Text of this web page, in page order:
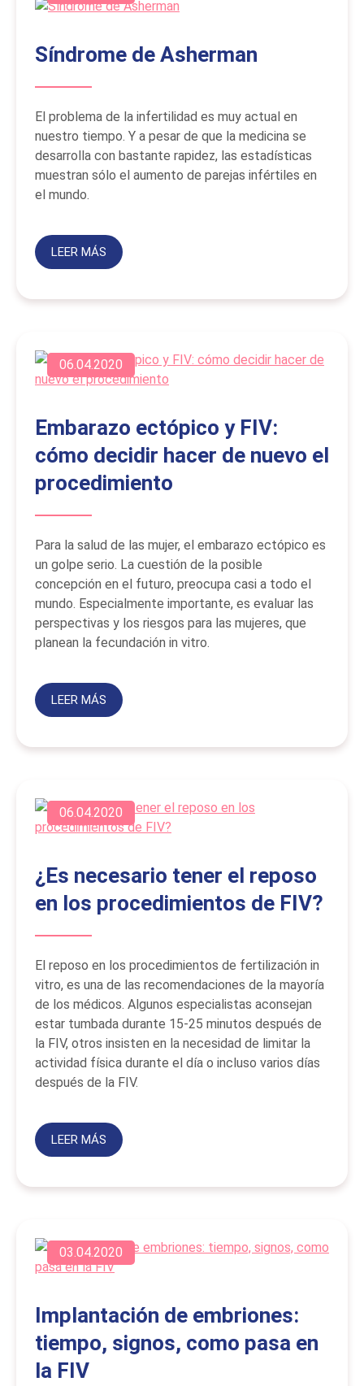
Síndrome de Asherman
El problema de la infertilidad es muy actual en
nuestro tiempo. Y a pesar de que la medicina se
desarrolla con bastante rapidez, las estadísticas
muestran sólo el aumento de parejas infértiles en
el mundo.
LEER MÁS
06.04.2020
Embarazo ectópico y FIV:
cómo decidir hacer de nuevo el
procedimiento
Para la salud de las mujer, el embarazo ectópico es
un golpe serio. La cuestión de la posible
concepción en el futuro, preocupa casi a todo el
mundo. Especialmente importante, es evaluar las
perspectivas y los riesgos para las mujeres, que
planean la fecundación in vitro.
LEER MÁS
06.04.2020
¿Es necesario tener el reposo
en los procedimientos de FIV?
El reposo en los procedimientos de fertilización in
vitro, es una de las recomendaciones de la mayoría
de los médicos. Algunos especialistas aconsejan
estar tumbada durante 15-25 minutos después de
la FIV, otros insisten en la necesidad de limitar la
actividad física durante el día o incluso varios días
después de la FIV.
LEER MÁS
03.04.2020
Implantación de embriones:
tiempo, signos, como pasa en
la FIV